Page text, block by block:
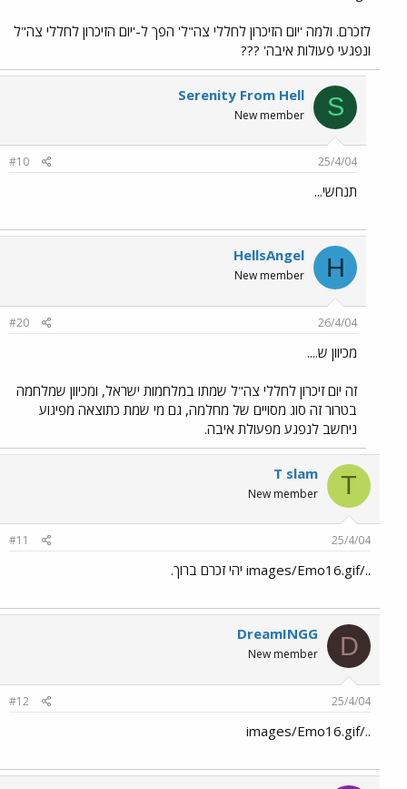
לזכרם. ולמה 'יום הזיכרון לחללי צה"ל' הפך ל-'יום הזיכרון לחללי צה"ל
ונפגעי פעולות איבה' ???
S
Serenity From Hell
New member
25/4/04
#10
תנחשי...
H
HellsAngel
New member
26/4/04
#20
מכיוון ש....
זה יום זיכרון לחללי צה"ל שמתו במלחמות ישראל, ומכיוון שמלחמה
בטרור זה סוג מסויים של מחלמה, גם מי שמת כתוצאה מפיגוע
ניחשב לנפגע מפעולת איבה.
T
T slam
New member
25/4/04
#11
../images/Emo16.gif יהי זכרם ברוך.
D
DreamINGG
New member
25/4/04
#12
../images/Emo16.gif